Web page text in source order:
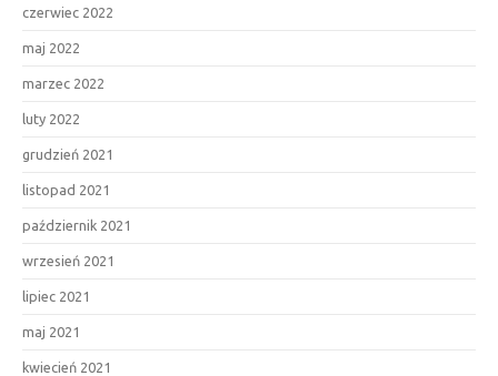
czerwiec 2022
maj 2022
marzec 2022
luty 2022
grudzień 2021
listopad 2021
październik 2021
wrzesień 2021
lipiec 2021
maj 2021
kwiecień 2021